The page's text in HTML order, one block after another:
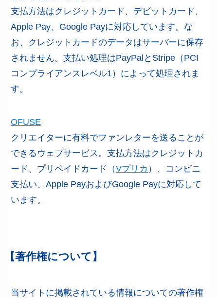
支払方法はクレジットカード、デビットカード、
Apple Pay、Google Payに対応しています。な
お、クレジットカードのデータはサーバーに保存
されません。支払い処理はPayPalとStripe（PCI
コンプライアンスレベル1）によって処理されま
す。
OFUSE
クリエイターに有料でファンレターを送ることが
できるウェブサービス。支払方法はクレジットカ
ード、プリペイドカード（Vプリカ ）、コンビニ
支払い、Apple PayおよびGoogle Payに対応して
います。
【著作権について】
当サイトに掲載されている情報についての著作権